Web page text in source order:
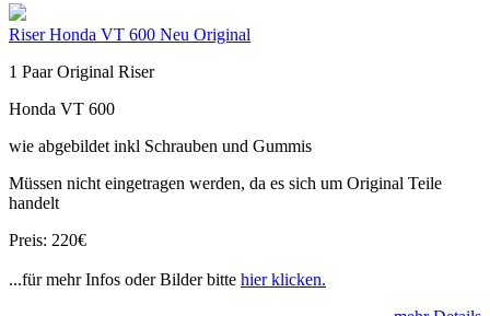
Riser Honda VT 600 Neu Original
1 Paar Original Riser
Honda VT 600
wie abgebildet inkl Schrauben und Gummis
Müssen nicht eingetragen werden, da es sich um Original Teile
handelt
Preis: 220€
...für mehr Infos oder Bilder bitte hier klicken.